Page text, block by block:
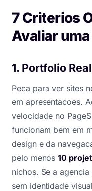
7 Criterios
Avaliar
1. Portfolio
Peca para ver sites
em apresentacoes.
velocidade no
funcionam bem em
design e da
pelo menos 10
nichos. Se a
sem identidade